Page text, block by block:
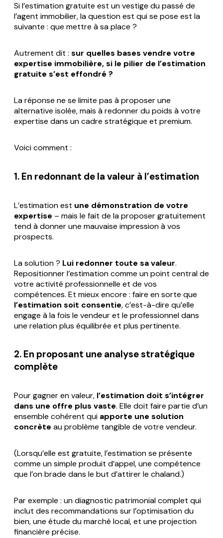
Si l’estimation gratuite est un vestige du passé de
l’agent immobilier, la question est qui se pose est la
suivante : que mettre à sa place ?
Autrement dit : sur quelles bases vendre votre
expertise immobilière, si le pilier de l’estimation
gratuite s’est effondré ?
La réponse ne se limite pas à proposer une
alternative isolée, mais à redonner du poids à votre
expertise dans un cadre stratégique et premium.
Voici comment :
1. En redonnant de la valeur à l’estimation
L’estimation est une démonstration de votre
expertise – mais le fait de la proposer gratuitement
tend à donner une mauvaise impression à vos
prospects.
La solution ? Lui redonner toute sa valeur.
Repositionner l’estimation comme un point central de
votre activité professionnelle et de vos
compétences. Et mieux encore : faire en sorte que
l’estimation soit consentie, c’est-à-dire qu’elle
engage à la fois le vendeur et le professionnel dans
une relation plus équilibrée et plus pertinente.
2. En proposant une analyse stratégique
complète
Pour gagner en valeur, l’estimation doit s’intégrer
dans une offre plus vaste. Elle doit faire partie d’un
ensemble cohérent qui apporte une solution
concrète au problème tangible de votre vendeur.
(Lorsqu’elle est gratuite, l’estimation se présente
comme un simple produit d’appel, une compétence
que l’on brade dans le but d’attirer le chaland.)
Par exemple : un diagnostic patrimonial complet qui
inclut des recommandations sur l’optimisation du
bien, une étude du marché local, et une projection
financière précise.